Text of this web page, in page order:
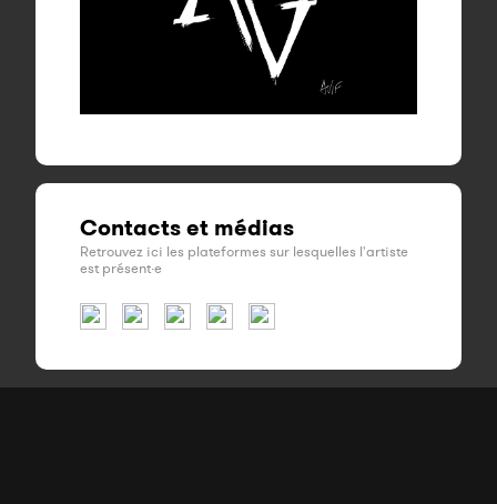
Contacts et médias
Retrouvez ici les plateformes sur lesquelles l'artiste
est présent·e